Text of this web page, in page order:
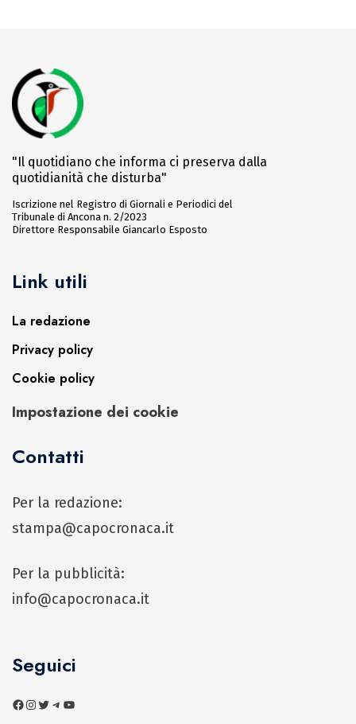
"Il quotidiano che informa ci preserva dalla
quotidianità che disturba"
Iscrizione nel Registro di Giornali e Periodici del
Tribunale di Ancona n. 2/2023
Direttore Responsabile Giancarlo Esposto
Link utili
La redazione
Privacy policy
Cookie policy
Impostazione dei cookie
Contatti
Per la redazione:
stampa@capocronaca.it
Per la pubblicità:
info@capocronaca.it
Seguici